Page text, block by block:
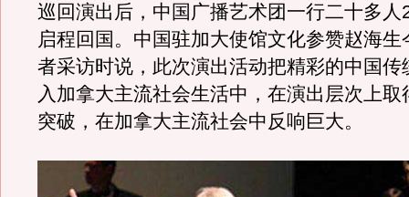
巡回演出后，中国广播艺术团一行二十多人
启程回国。中国驻加大使馆文化参赞赵海生
者采访时说，此次演出活动把精彩的中国传
入加拿大主流社会生活中，在演出层次上取
突破，在加拿大主流社会中反响巨大。